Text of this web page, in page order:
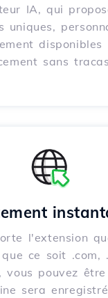
IA, qui
uniques,
disponibles
sans
l'extension
que ce soit .com,
vous pouvez
sera